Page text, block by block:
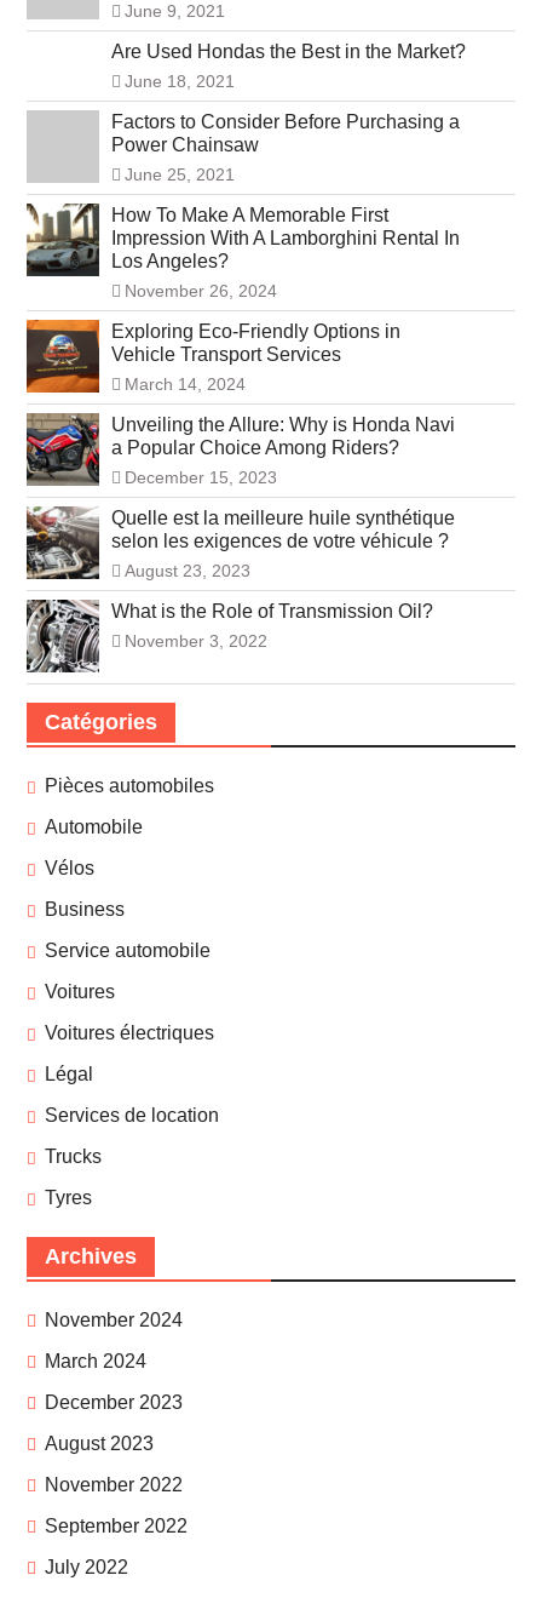
June 9, 2021
Are Used Hondas the Best in the Market?
June 18, 2021
Factors to Consider Before Purchasing a
Power Chainsaw
June 25, 2021
How To Make A Memorable First
Impression With A Lamborghini Rental In
Los Angeles?
November 26, 2024
Exploring Eco-Friendly Options in
Vehicle Transport Services
March 14, 2024
Unveiling the Allure: Why is Honda Navi
a Popular Choice Among Riders?
December 15, 2023
Quelle est la meilleure huile synthétique
selon les exigences de votre véhicule ?
August 23, 2023
What is the Role of Transmission Oil?
November 3, 2022
Catégories
Pièces automobiles
Automobile
Vélos
Business
Service automobile
Voitures
Voitures électriques
Légal
Services de location
Trucks
Tyres
Archives
November 2024
March 2024
December 2023
August 2023
November 2022
September 2022
July 2022